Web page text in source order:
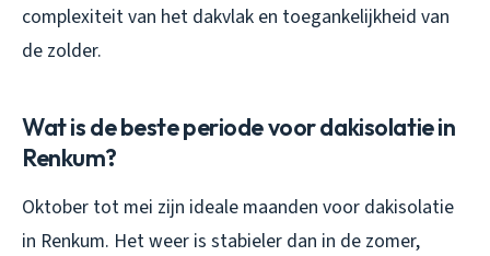
complexiteit van het dakvlak en toegankelijkheid van
de zolder.
Wat is de beste periode voor dakisolatie in
Renkum?
Oktober tot mei zijn ideale maanden voor dakisolatie
in Renkum. Het weer is stabieler dan in de zomer,